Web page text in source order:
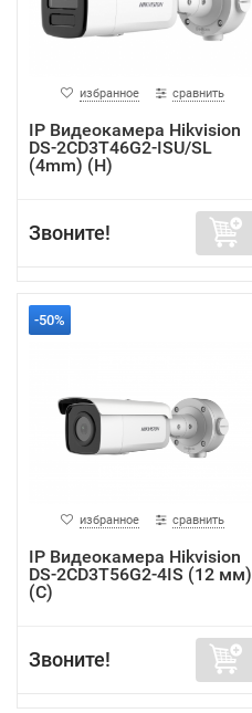
избранное сравнить
IP Видеокамера Hikvision
DS-2CD3T46G2-ISU/SL
(4mm) (H)
Звоните!
-50%
избранное сравнить
IP Видеокамера Hikvision
DS-2CD3T56G2-4IS (12 мм)
(C)
Звоните!